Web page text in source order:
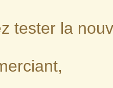
tester la